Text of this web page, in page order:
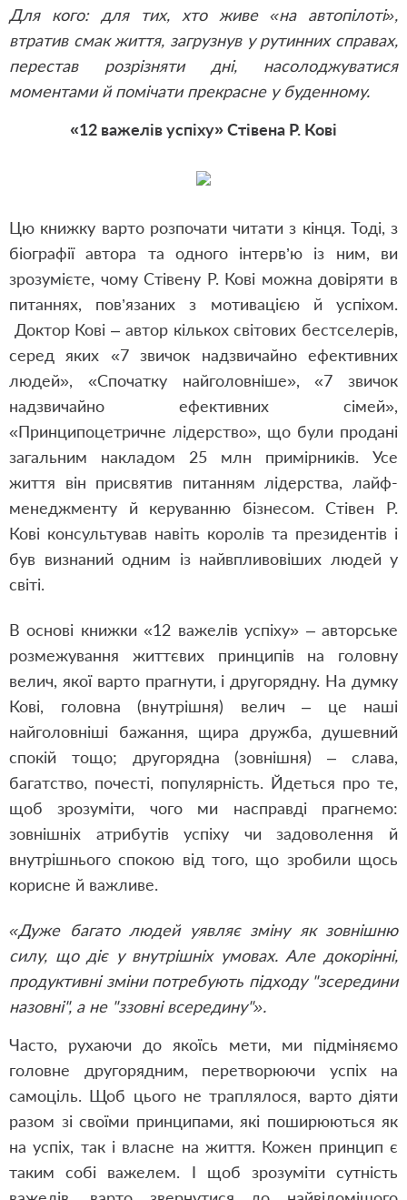
Для кого: для тих, хто живе «на автопілоті»,
втратив смак життя, загрузнув у рутинних справах,
перестав розрізняти дні, насолоджуватися
моментами й помічати прекрасне у буденному.
«12 важелів успіху» Стівена Р. Кові
Цю книжку варто розпочати читати з кінця. Тоді, з
біографії автора та одного інтерв’ю із ним, ви
зрозумієте, чому Стівену Р. Кові можна довіряти в
питаннях, пов’язаних з мотивацією й успіхом.
Доктор Кові – автор кількох світових бестселерів,
серед яких «7 звичок надзвичайно ефективних
людей», «Спочатку найголовніше», «7 звичок
надзвичайно ефективних сімей»,
«Принципоцетричне лідерство», що були продані
загальним накладом 25 млн примірників. Усе
життя він присвятив питанням лідерства, лайф-
менеджменту й керуванню бізнесом. Стівен Р.
Кові консультував навіть королів та президентів і
був визнаний одним із найвпливовіших людей у
світі.
В основі книжки «12 важелів успіху» – авторське
розмежування життєвих принципів на головну
велич, якої варто прагнути, і другорядну. На думку
Кові, головна (внутрішня) велич – це наші
найголовніші бажання, щира дружба, душевний
спокій тощо; другорядна (зовнішня) – слава,
багатство, почесті, популярність. Йдеться про те,
щоб зрозуміти, чого ми насправді прагнемо:
зовнішніх атрибутів успіху чи задоволення й
внутрішнього спокою від того, що зробили щось
корисне й важливе.
«Дуже багато людей уявляє зміну як зовнішню
силу, що діє у внутрішніх умовах. Але докорінні,
продуктивні зміни потребують підходу "зсередини
назовні", а не "ззовні всередину"».
Часто, рухаючи до якоїсь мети, ми підміняємо
головне другорядним, перетворюючи успіх на
самоціль. Щоб цього не траплялося, варто діяти
разом зі своїми принципами, які поширюються як
на успіх, так і власне на життя. Кожен принцип є
таким собі важелем. І щоб зрозуміти сутність